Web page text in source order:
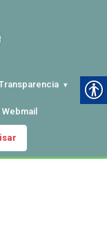
Webmail